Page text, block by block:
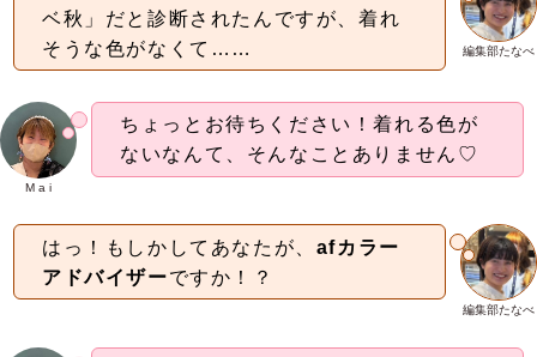
編集部たなべ
ベ秋」だと診断されたんですが、着れ
そうな色がなくて……
M a i
ちょっとお待ちください！着れる色が
ないなんて、そんなことありません♡
編集部たなべ
はっ！もしかしてあなたが、 afカラー
アドバイザーですか！？